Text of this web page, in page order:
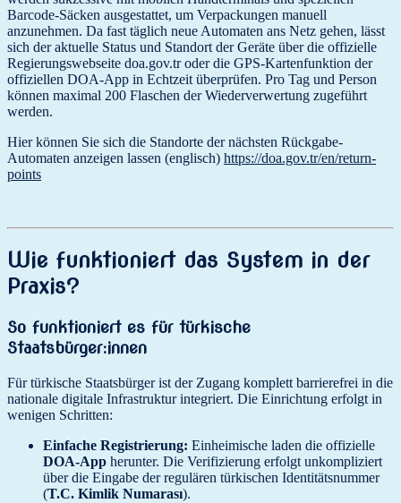
Barcode-Säcken ausgestattet, um Verpackungen manuell
anzunehmen. Da fast täglich neue Automaten ans Netz gehen, lässt
sich der aktuelle Status und Standort der Geräte über die offizielle
Regierungswebseite doa.gov.tr oder die GPS-Kartenfunktion der
offiziellen DOA-App in Echtzeit überprüfen. Pro Tag und Person
können maximal 200 Flaschen der Wiederverwertung zugeführt
werden.
Hier können Sie sich die Standorte der nächsten Rückgabe-
Automaten anzeigen lassen (englisch) https://doa.gov.tr/en/return-
points
Wie funktioniert das System in der
Praxis?
So funktioniert es für türkische
Staatsbürger:innen
Für türkische Staatsbürger ist der Zugang komplett barrierefrei in die
nationale digitale Infrastruktur integriert. Die Einrichtung erfolgt in
wenigen Schritten:
Einfache Registrierung: Einheimische laden die offizielle
DOA-App herunter. Die Verifizierung erfolgt unkompliziert
über die Eingabe der regulären türkischen Identitätsnummer
(T.C. Kimlik Numarası).